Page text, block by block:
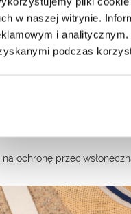
w naszej witrynie.
i
podczas
nawilżenie.
kosmetyk lata
ochronę